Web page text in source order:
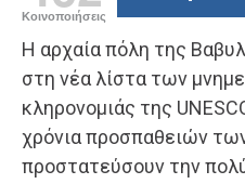
Κοινοποιήσεις
Η αρχαία πόλη της
στη νέα λίστα των
κληρονομιάς της
χρόνια προσπαθειών
προστατεύσουν την